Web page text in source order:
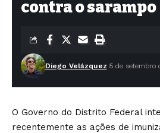
contra o sarampo
Diego Velázquez 5 de setembro
O Governo do Distrito Federal
recentemente as ações de